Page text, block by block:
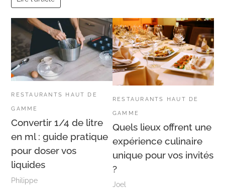
RESTAURANTS HAUT DE
GAMME
Convertir 1/4 de litre
en ml : guide pratique
pour doser vos
liquides
Philippe
RESTAURANTS HAUT DE
GAMME
Quels lieux offrent une
expérience culinaire
unique pour vos invités
?
Joel